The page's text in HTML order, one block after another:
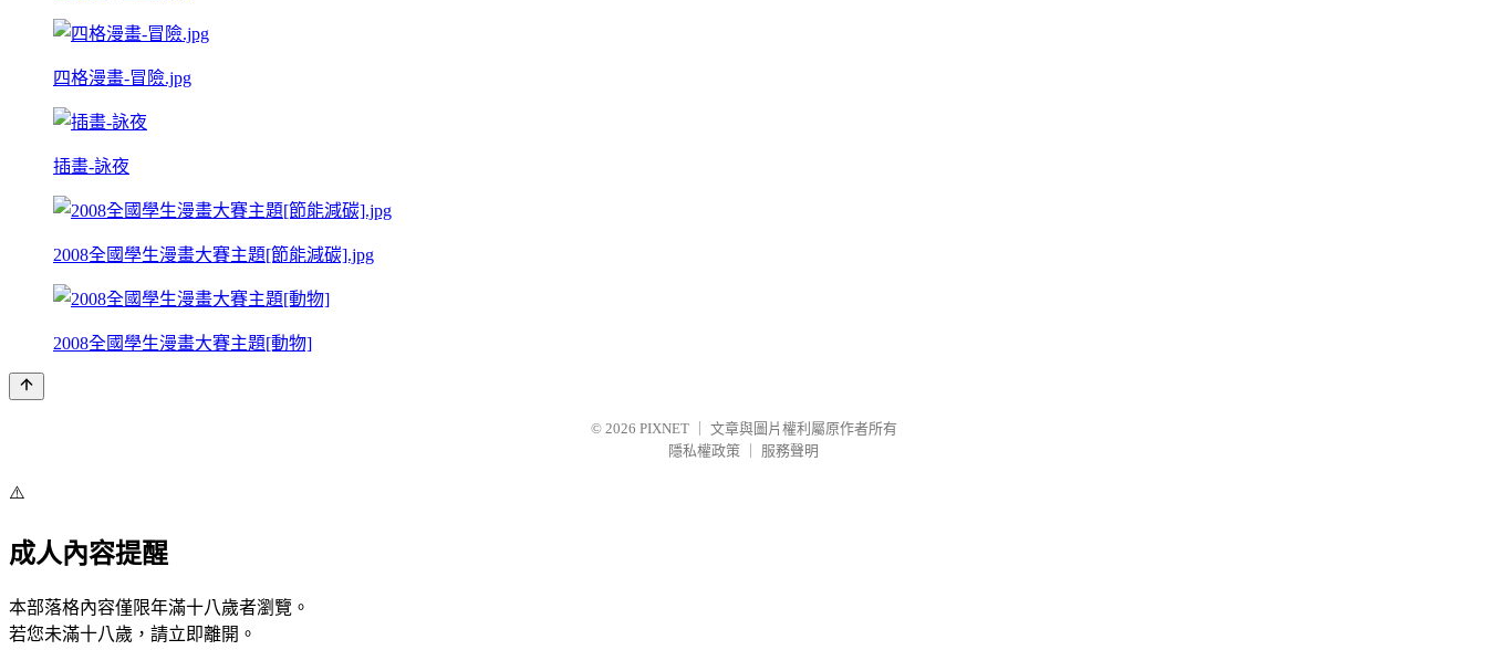
四格漫畫-冒險.jpg
插畫-詠夜
2008全國學生漫畫大賽主題[節能減碳].jpg
2008全國學生漫畫大賽主題[動物]
© 2026 PIXNET
文章與圖片權利屬原作者所有
隱私權政策
服務聲明
⚠️
成人內容提醒
本部落格內容僅限年滿十八歲者瀏覽。
若您未滿十八歲，請立即離開。